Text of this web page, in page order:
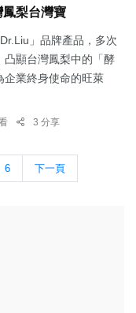
梨台灣寶
」品牌產品，多次
凸顯台灣鳳梨中的「酵
企業終身使命的旺萊
3 分享
6 下一頁